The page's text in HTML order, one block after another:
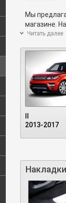
Мы
магазине.
вид.
Читать далее
II
2013-2017